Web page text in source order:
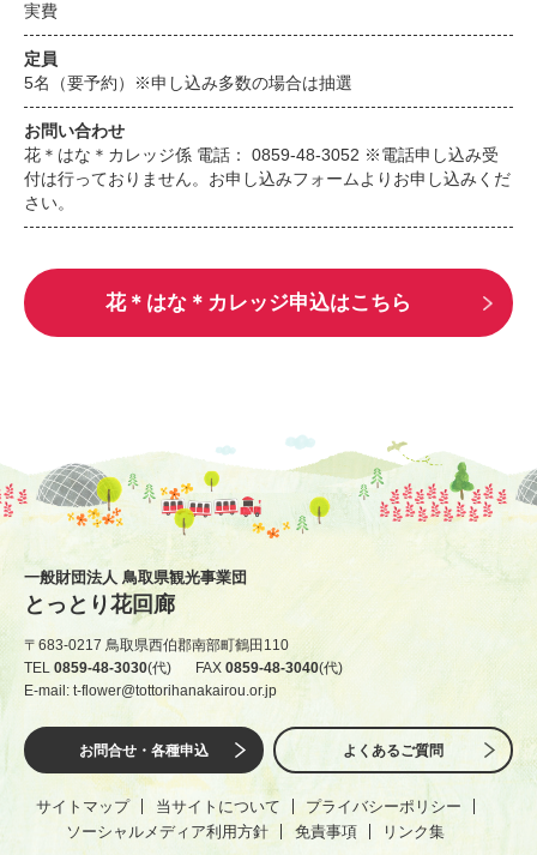
実費
定員
5名（要予約）※申し込み多数の場合は抽選
お問い合わせ
花＊はな＊カレッジ係 電話： 0859-48-3052 ※電話申し込み受
付は行っておりません。お申し込みフォームよりお申し込みくだ
さい。
花＊はな＊カレッジ申込はこちら
一般財団法人 鳥取県観光事業団
とっとり花回廊
〒683-0217 鳥取県西伯郡南部町鶴田110
TEL 0859-48-3030(代) FAX0859-48-3040(代)
E-mail: t-flower@tottorihanakairou.or.jp
お問合せ・各種申込 よくあるご質問
サイトマップ 当サイトについて
プライバシーポリシー
ソーシャルメディア利用方針
免責事項 リンク集